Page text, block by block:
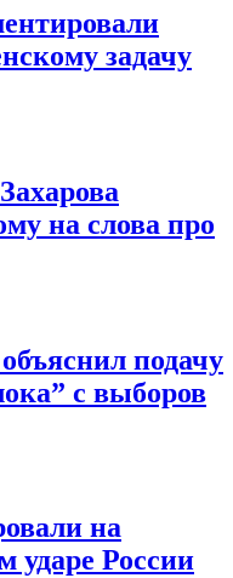
задачу
на слова про
подачу
с выборов
на
ударе России